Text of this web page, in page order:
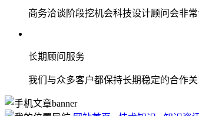
商务洽谈阶段挖机会科技设计顾问会非
长期顾问服务
我们与众多客户都保持长期稳定的合作